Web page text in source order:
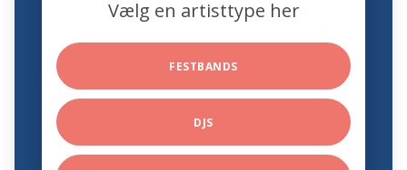
Vælg en artisttype her
FESTBANDS
DJS